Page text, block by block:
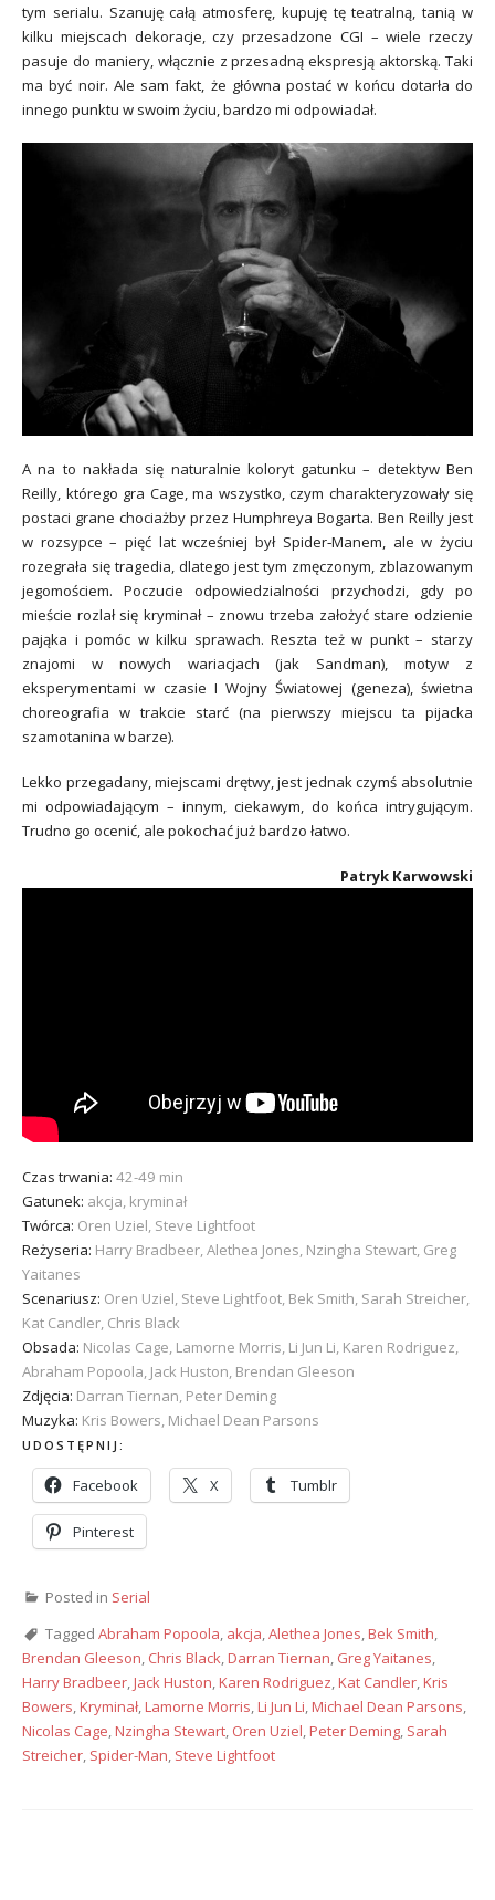
tym serialu. Szanuję całą atmosferę, kupuję tę teatralną, tanią w
kilku miejscach dekoracje, czy przesadzone CGI – wiele rzeczy
pasuje do maniery, włącznie z przesadną ekspresją aktorską. Taki
ma być noir. Ale sam fakt, że główna postać w końcu dotarła do
innego punktu w swoim życiu, bardzo mi odpowiadał.
A na to nakłada się naturalnie koloryt gatunku – detektyw Ben
Reilly, którego gra Cage, ma wszystko, czym charakteryzowały się
postaci grane chociażby przez Humphreya Bogarta. Ben Reilly jest
w rozsypce – pięć lat wcześniej był Spider‑Manem, ale w życiu
rozegrała się tragedia, dlatego jest tym zmęczonym, zblazowanym
jegomościem. Poczucie odpowiedzialności przychodzi, gdy po
mieście rozlał się kryminał – znowu trzeba założyć stare odzienie
pająka i pomóc w kilku sprawach. Reszta też w punkt – starzy
znajomi w nowych wariacjach (jak Sandman), motyw z
eksperymentami w czasie I Wojny Światowej (geneza), świetna
choreografia w trakcie starć (na pierwszy miejscu ta pijacka
szamotanina w barze).
Lekko przegadany, miejscami drętwy, jest jednak czymś absolutnie
mi odpowiadającym – innym, ciekawym, do końca intrygującym.
Trudno go ocenić, ale pokochać już bardzo łatwo.
Patryk Karwowski
Czas trwania: 42-49 min
Gatunek: akcja, kryminał
Twórca: Oren Uziel, Steve Lightfoot
Reżyseria: Harry Bradbeer, Alethea Jones, Nzingha Stewart, Greg
Yaitanes
Scenariusz: Oren Uziel, Steve Lightfoot, Bek Smith, Sarah Streicher,
Kat Candler, Chris Black
Obsada: Nicolas Cage, Lamorne Morris, Li Jun Li, Karen Rodriguez,
Abraham Popoola, Jack Huston, Brendan Gleeson
Zdjęcia: Darran Tiernan, Peter Deming
Muzyka: Kris Bowers, Michael Dean Parsons
UDOSTĘPNIJ:
Facebook X Tumblr
Pinterest
Posted in Serial
Tagged Abraham Popoola, akcja,Alethea Jones,Bek Smith,
Brendan Gleeson, Chris Black,Darran Tiernan, Greg Yaitanes,
Harry Bradbeer,Jack Huston,Karen Rodriguez,Kat Candler,Kris
Bowers,Kryminał,Lamorne Morris,Li Jun Li,Michael Dean Parsons,
Nicolas Cage,Nzingha Stewart, Oren Uziel,Peter Deming, Sarah
Streicher, Spider-Man, Steve Lightfoot